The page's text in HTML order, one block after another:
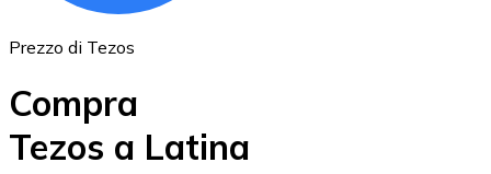
Prezzo di Tezos
Compra
Tezos a Latina